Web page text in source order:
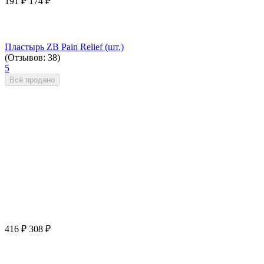
Пластырь ZB Pain Relief (шт.)
(Отзывов: 38)
5
Всё продано
416 ₽ 308 ₽